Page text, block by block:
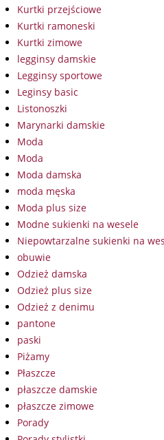
Kurtki przejściowe
Kurtki ramoneski
Kurtki zimowe
legginsy damskie
Legginsy sportowe
Leginsy basic
Listonoszki
Marynarki damskie
Moda
Moda
Moda damska
moda męska
Moda plus size
Modne sukienki na wesele
Niepowtarzalne sukienki na
obuwie
Odzież damska
Odzież plus size
Odzież z denimu
pantone
paski
Piżamy
Płaszcze
płaszcze damskie
płaszcze zimowe
Porady